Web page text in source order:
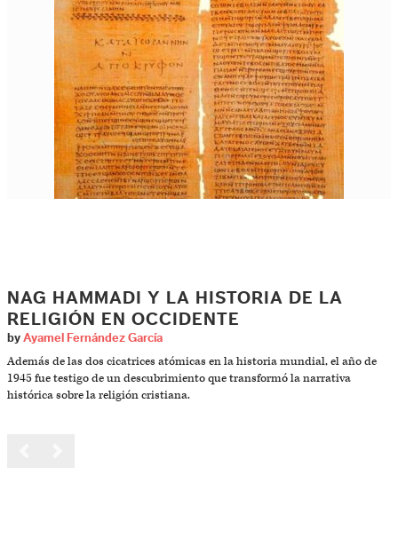
NAG HAMMADI Y LA HISTORIA DE LA
RELIGIÓN EN OCCIDENTE
by Ayamel Fernández García
Además de las dos cicatrices atómicas en la historia mundial, el año de
1945 fue testigo de un descubrimiento que transformó la narrativa
histórica sobre la religión cristiana.